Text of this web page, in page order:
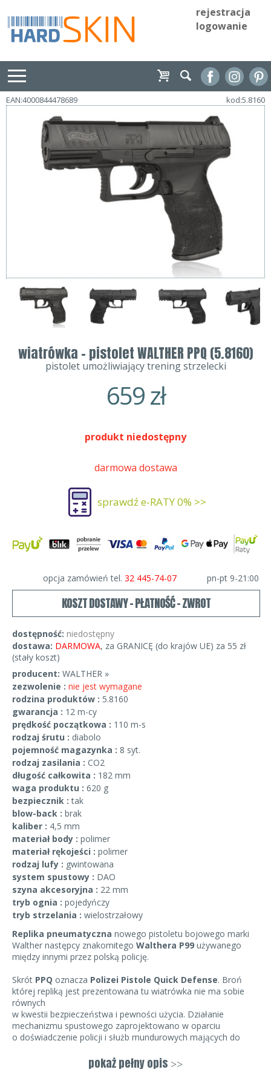
rejestracja
logowanie
EAN:4000844478689 kod:5.8160
wiatrówka - pistolet WALTHER PPQ (5.8160)
pistolet umożliwiający trening strzelecki
659zł
produkt niedostępny
darmowa dostawa
sprawdź e-RATY 0% >>
opcja zamówień tel. 32 445-74-07 pn-pt 9-21:00
KOSZT DOSTAWY - PŁATNOŚĆ - ZWROT
dostępność: niedostępny
dostawa: DARMOWA, za GRANICĘ (do krajów UE) za 55 zł
(stały koszt)
producent: WALTHER »
zezwolenie : nie jest wymagane
rodzina produktów : 5.8160
gwarancja : 12 m-cy
prędkość początkowa : 110 m-s
rodzaj śrutu : diabolo
pojemność magazynka : 8 syt.
rodzaj zasilania : CO2
długość całkowita : 182 mm
waga produktu : 620 g
bezpiecznik :tak
blow-back : brak
kaliber : 4,5 mm
materiał body : polimer
materiał rękojeści : polimer
rodzaj lufy : gwintowana
system spustowy : DAO
szyna akcesoryjna : 22 mm
tryb ognia : pojedyńczy
tryb strzelania : wielostrzałowy
Replika pneumatyczna nowego pistoletu bojowego marki
Walther następcy znakomitego Walthera P99 używanego
między innymi przez polską policję.
Skrót PPQ oznacza Polizei Pistole Quick Defense. Broń
której repliką jest prezentowana tu wiatrówka nie ma sobie
równych
w kwestii bezpieczeństwa i pewności użycia. Działanie
mechanizmu spustowego zaprojektowano w oparciu
o doświadczenie policji i służb mundurowych mających do
Umarex możemy cieszyć się także wersją
pokaż pełny opis >>